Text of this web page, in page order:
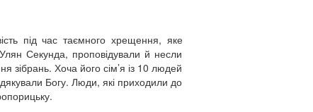
під час таємного хрещення, яке
Секунда, проповідували й несли
зібрань. Хоча його сім’я із 10 людей
Богу. Люди, які приходили до